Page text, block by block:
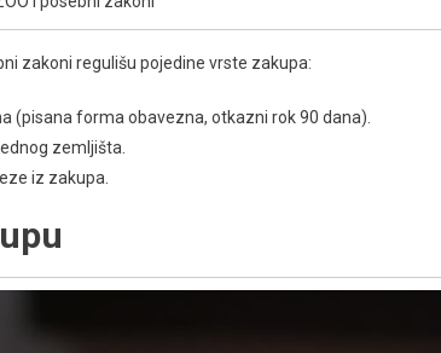
zakoni regulišu pojedine vrste zakupa:
(pisana forma obavezna, otkazni rok 90 dana).
zemljišta.
iz zakupa.